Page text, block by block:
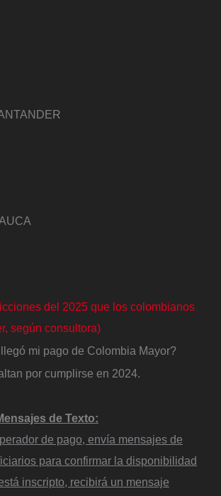
del 2025 que los colombianos
según consultora)
mi pago de Colombia Mayor?
por cumplirse en 2024.
de Texto:
de pago, envía mensajes de
para confirmar la disponibilidad
inscripto, recibirá un mensaje